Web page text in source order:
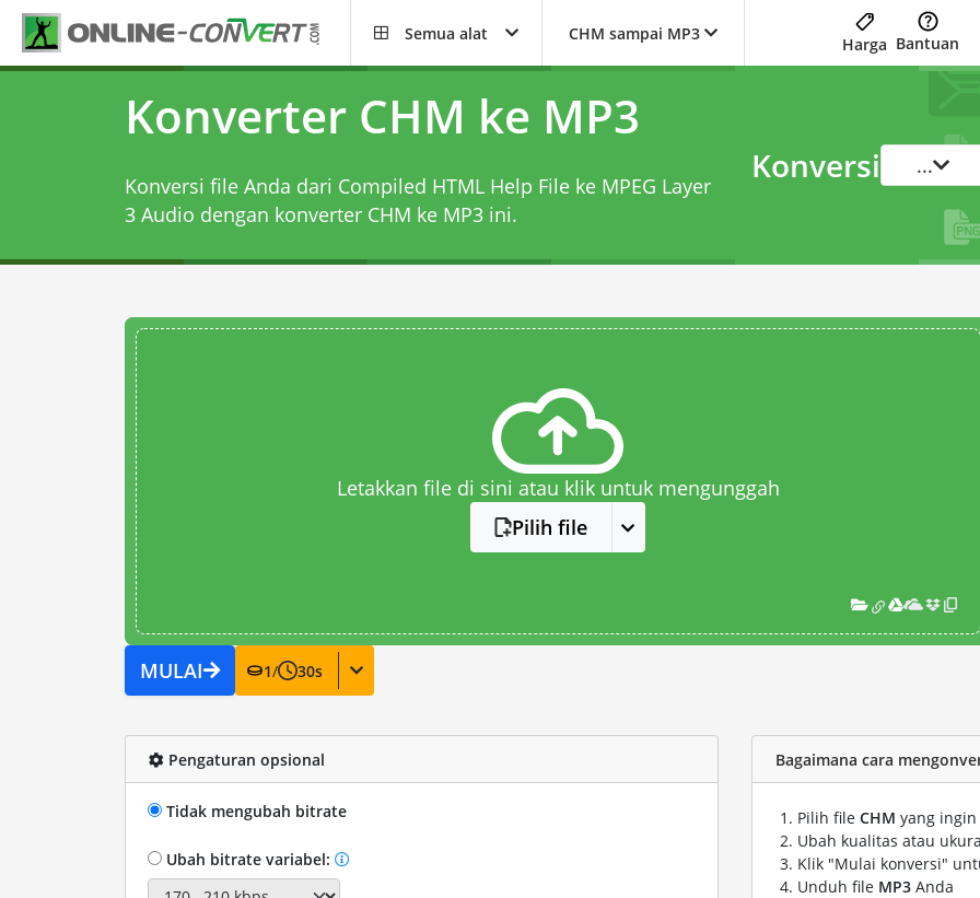
Semua alat CHM sampai MP3
Harga Bantuan
Konverter CHM ke MP3
Konversi file Anda dari Compiled HTML Help File ke MPEG Layer
3 Audio dengan konverter CHM ke MP3ini.
Konversi ...
Letakkan file di sini atau klik untuk mengunggah
Pilih file
MULAI 1/ 30s
Pengaturan opsional
Tidak mengubah bitrate
Ubah bitrate variabel:
Bagaimana cara
Pilih file CHM yang
Ubah kualitas atau
Klik "Mulai konversi"
Unduh file MP3 Anda